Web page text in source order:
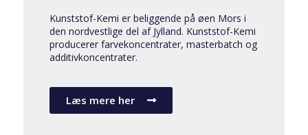
Kunststof-Kemi er beliggende på øen Mors i
den nordvestlige del af Jylland. Kunststof-Kemi
producerer farvekoncentrater, masterbatch og
additivkoncentrater.
Læs mere her